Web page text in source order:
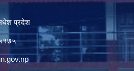
प्रदेश